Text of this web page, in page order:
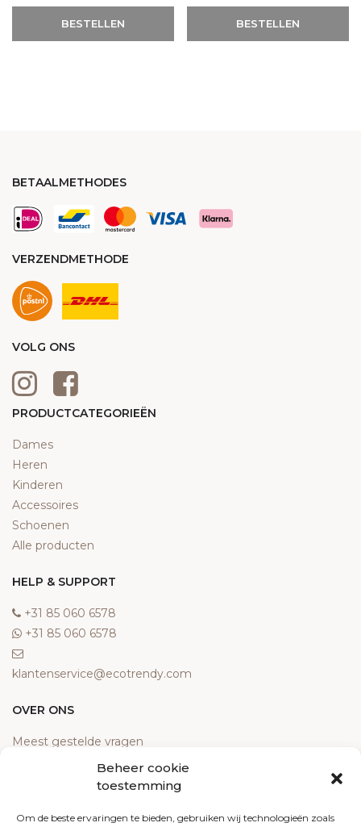
Beheer cookie
toestemming
Om de beste ervaringen te bieden, gebruiken wij technologieën zoals
BESTELLEN BESTELLEN
BETAALMETHODES
VERZENDMETHODE
VOLG ONS
PRODUCTCATEGORIEËN
Dames
Heren
Kinderen
Accessoires
Schoenen
Alle producten
HELP & SUPPORT
‎+31 85 060 6578
‎+31 85 060 6578
klantenservice@ecotrendy.com
OVER ONS
Meest gestelde vragen
Algemene voorwaarden
Klachten